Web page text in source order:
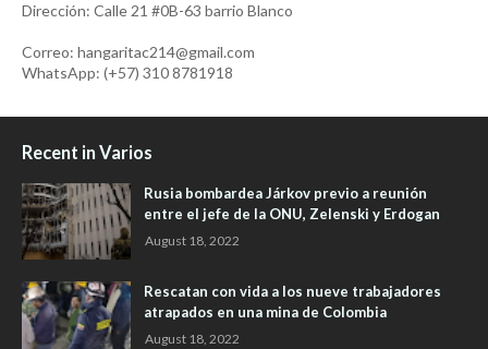
Dirección: Calle 21 #0B-63 barrio Blanco
Correo: hangaritac214@gmail.com
WhatsApp: (+57) 310 8781918
Recent in Varios
Rusia bombardea Járkov previo a reunión
entre el jefe de la ONU, Zelenski y Erdogan
August 18, 2022
Rescatan con vida a los nueve trabajadores
atrapados en una mina de Colombia
August 18, 2022